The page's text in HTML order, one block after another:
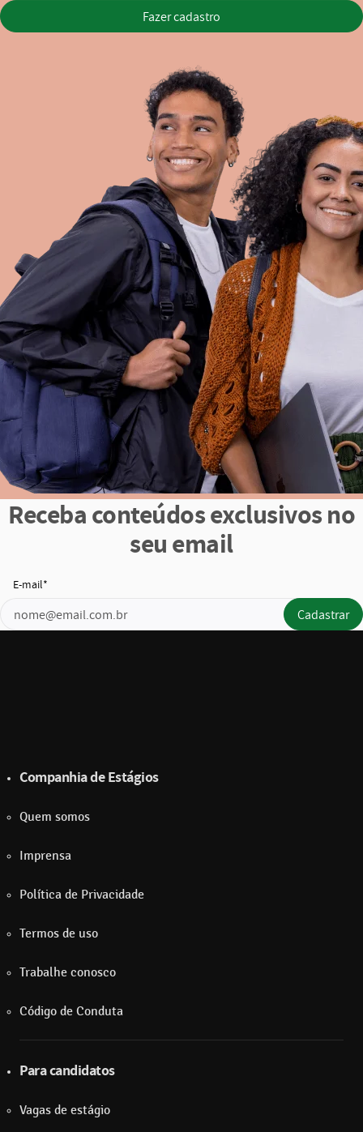
Fazer cadastro
Receba conteúdos exclusivos no
seu email
email_address_check
E-mail*
Cadastrar
Companhia de Estágios
Quem somos
Imprensa
Política de Privacidade
Termos de uso
Trabalhe conosco
Código de Conduta
Para candidatos
Vagas de estágio